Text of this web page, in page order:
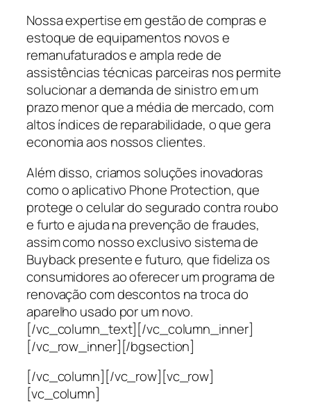
Nossa expertise em gestão de compras e
estoque de equipamentos novos e
remanufaturados e ampla rede de
assistências técnicas parceiras nos permite
solucionar a demanda de sinistro em um
prazo menor que a média de mercado, com
altos índices de reparabilidade, o que gera
economia aos nossos clientes.
Além disso, criamos soluções inovadoras
como o aplicativo Phone Protection, que
protege o celular do segurado contra roubo
e furto e ajuda na prevenção de fraudes,
assim como nosso exclusivo sistema de
Buyback presente e futuro, que fideliza os
consumidores ao oferecer um programa de
renovação com descontos na troca do
aparelho usado por um novo.
[/vc_column_text][/vc_column_inner]
[/vc_row_inner][/bgsection]
[/vc_column][/vc_row][vc_row]
[vc_column]